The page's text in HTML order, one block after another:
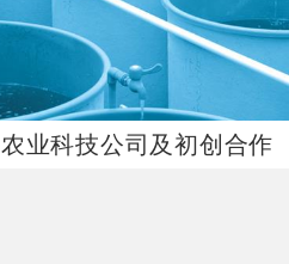
农业科技公司及初创合作